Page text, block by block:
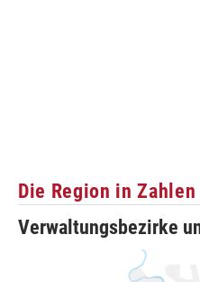
Die Region in Zahlen
Verwaltungsbezirke